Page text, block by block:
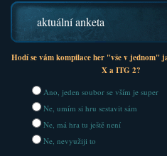
aktuální anketa
Hodí se vám kompilace her "vše v jednom"
X a ITG 2?
Ano, jeden soubor se vším je super
Ne, umím si hru sestavit sám
Ne, má hra tu ještě není
Ne, nevyužiji to